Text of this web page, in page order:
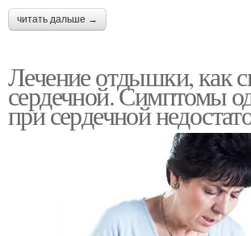
читать дальше →
Лечение отдышки, как
сердечной. Симптомы
при сердечной